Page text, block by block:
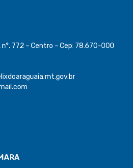
n°. 772 – Centro – Cep: 78.670-000